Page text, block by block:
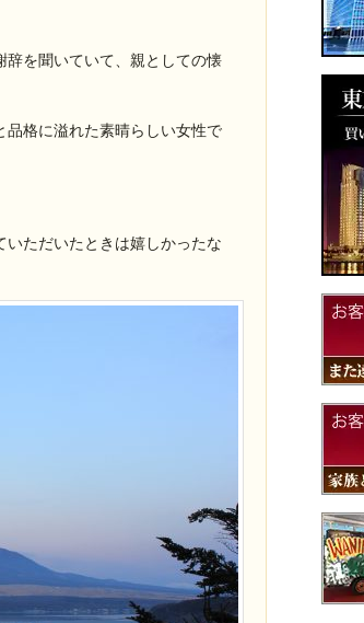
を聞いていて、親としての懐
品格に溢れた素晴らしい女性で
いただいたときは嬉しかったな